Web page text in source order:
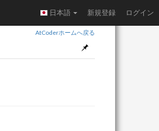
日本語 新規登録 ログイン
AtCoderホームへ戻る